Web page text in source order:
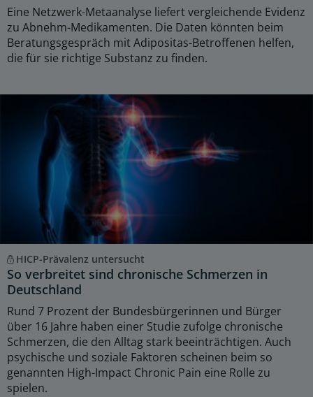
Eine Netzwerk-Metaanalyse liefert vergleichende Evidenz
zu Abnehm-Medikamenten. Die Daten könnten beim
Beratungsgespräch mit Adipositas-Betroffenen helfen,
die für sie richtige Substanz zu finden.
HICP-Prävalenz untersucht
So verbreitet sind chronische Schmerzen in
Deutschland
Rund 7 Prozent der Bundesbürgerinnen und Bürger
über 16 Jahre haben einer Studie zufolge chronische
Schmerzen, die den Alltag stark beeinträchtigen. Auch
psychische und soziale Faktoren scheinen beim so
genannten High-Impact Chronic Pain eine Rolle zu
spielen.